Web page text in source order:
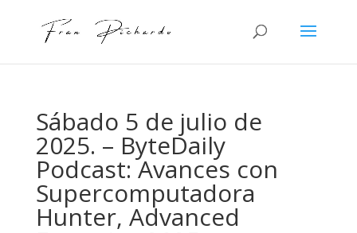
Sábado 5 de julio de
2025. – ByteDaily
Podcast: Avances con
Supercomputadora
Hunter, Advanced